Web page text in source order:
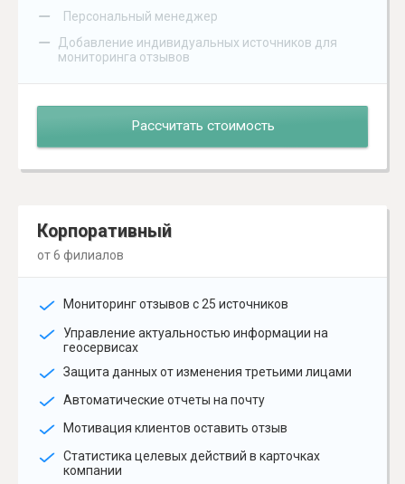
– Персональный менеджер
–
Добавление индивидуальных источников для
мониторинга отзывов
Рассчитать стоимость
Корпоративный
от 6 филиалов
Мониторинг отзывов с 25 источников
Управление актуальностью информации на
геосервисах
Защита данных от изменения третьими лицами
Автоматические отчеты на почту
Мотивация клиентов оставить отзыв
Статистика целевых действий в карточках
компании